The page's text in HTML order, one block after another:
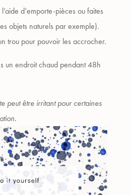
d’emporte-pièces ou faites
objets naturels par exemple).
trou pour pouvoir les accrocher.
un endroit chaud pendant 48h
peut être irritant pour certaines